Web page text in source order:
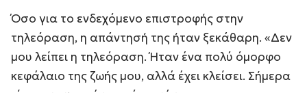
Όσο για το ενδεχόμενο επιστροφής στην
τηλεόραση, η απάντησή της ήταν ξεκάθαρη. «Δεν
μου λείπει η τηλεόραση. Ήταν ένα πολύ όμορφο
κεφάλαιο της ζωής μου, αλλά έχει κλείσει. Σήμερα